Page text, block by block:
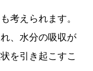
考えられます。
、水分の吸収が
を引き起こすこ